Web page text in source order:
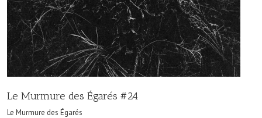
Le Murmure des Égarés #24
Le Murmure des Égarés